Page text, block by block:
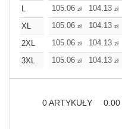
L
105.06 zł 104.13 zł
XL
105.06 zł 104.13 zł
2XL
105.06 zł 104.13 zł
3XL
105.06 zł 104.13 zł
0ARTYKUŁY 0.00